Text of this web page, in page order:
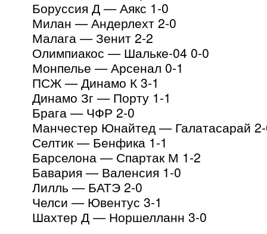
Боруссия Д — Аякс 1-0
Милан — Андерлехт 2-0
Малага — Зенит 2-2
Олимпиакос — Шальке-04 0-0
Монпелье — Арсенал 0-1
ПСЖ — Динамо К 3-1
Динамо Зг — Порту 1-1
Брага — ЧФР 2-0
Манчестер Юнайтед — Галатасарай
Селтик — Бенфика 1-1
Барселона — Спартак М 1-2
Бавария — Валенсия 1-0
Лилль — БАТЭ 2-0
Челси — Ювентус 3-1
Шахтер Д — Норшелланн 3-0